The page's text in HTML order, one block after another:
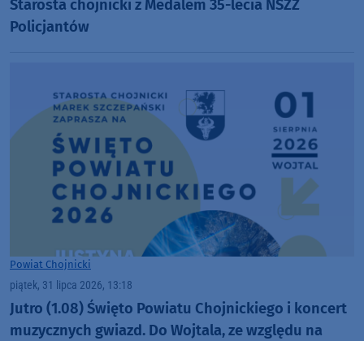
Starosta chojnicki z Medalem 35-lecia NSZZ
Policjantów
Powiat Chojnicki
piątek, 31 lipca 2026, 13:18
Jutro (1.08) Święto Powiatu Chojnickiego i koncert
muzycznych gwiazd. Do Wojtala, ze względu na